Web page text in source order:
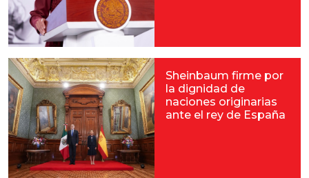
Sheinbaum firme por
la dignidad de
naciones originarias
ante el rey de España